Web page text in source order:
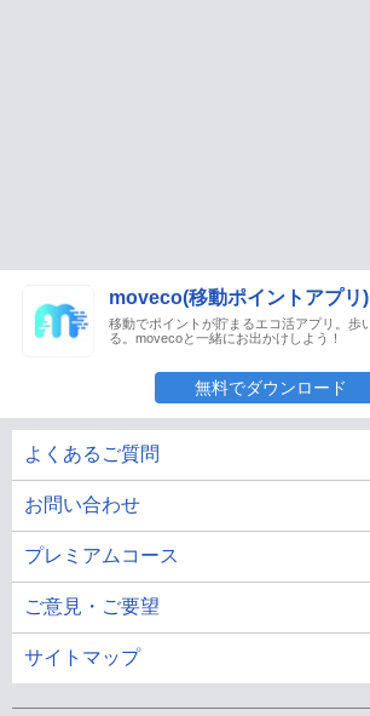
moveco(移動ポイントアプリ)
移動でポイントが貯まるエコ活アプリ。歩
る。movecoと一緒にお出かけしよう！
無料でダウンロード
よくあるご質問
お問い合わせ
プレミアムコース
ご意見・ご要望
サイトマップ